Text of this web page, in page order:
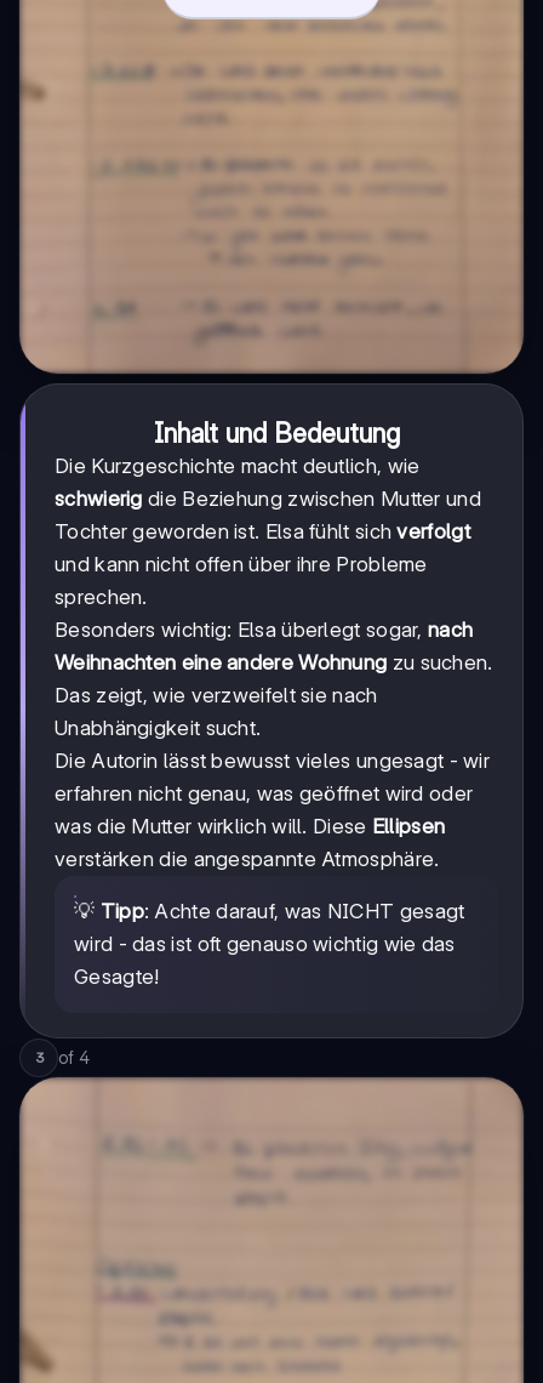
Inhalt und Bedeutung
Die Kurzgeschichte macht deutlich, wie
schwierig die Beziehung zwischen Mutter und
Tochter geworden ist. Elsa fühlt sichverfolgt
und kann nicht offen über ihre Probleme
sprechen.
Besonders wichtig: Elsa überlegt sogar, nach
Weihnachten eine andere Wohnung zu suchen.
Das zeigt, wie verzweifelt sie nach
Unabhängigkeit sucht.
Die Autorin lässt bewusst vieles ungesagt - wir
erfahren nicht genau, was geöffnet wird oder
was die Mutter wirklich will. Diese Ellipsen
verstärken die angespannte Atmosphäre.
💡 Tipp: Achte darauf, was NICHT gesagt
wird - das ist oft genauso wichtig wie das
Gesagte!
3 of 4